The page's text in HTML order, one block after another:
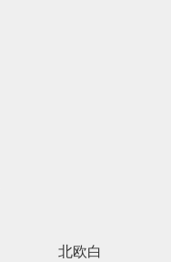
北欧白